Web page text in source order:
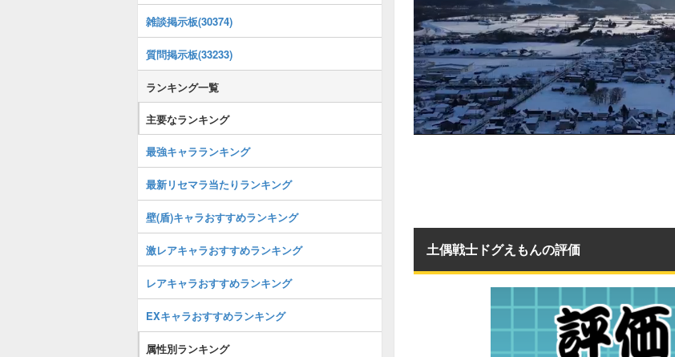
土偶戦士ドグえもんの評価
雑談掲示板(30374)
質問掲示板(33233)
ランキング一覧
主要なランキング
最強キャラランキング
最新リセマラ当たりランキング
壁(盾)キャラおすすめランキング
激レアキャラおすすめランキング
レアキャラおすすめランキング
EXキャラおすすめランキング
属性別ランキング